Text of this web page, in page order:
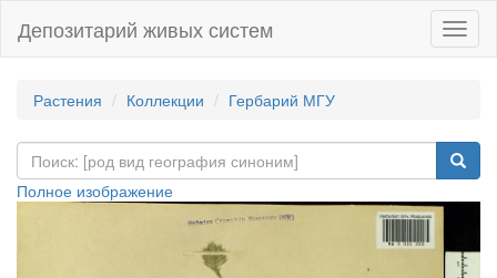
Депозитарий живых систем
Растения Коллекции Гербарий МГУ
Полное изображение